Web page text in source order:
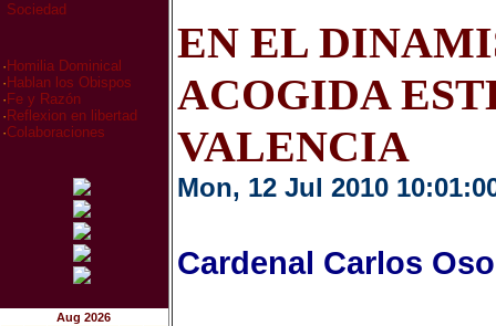
Sociedad
· Homilia Dominical
· Hablan los Obispos
· Fe y Razón
· Reflexion en libertad
·Colaboraciones
Aug 2026
EN EL
ACOGIDA
VALENCIA
Mon, 12 Jul 2010
Cardenal Carlos